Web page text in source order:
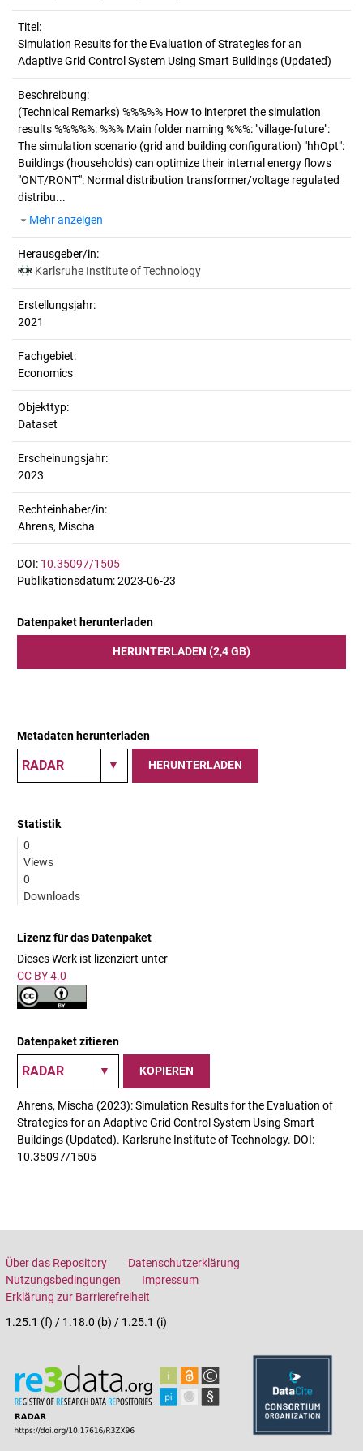
Titel:
Simulation Results for the Evaluation of Strategies for an
Adaptive Grid Control System Using Smart Buildings (Updated)
Beschreibung:
(Technical Remarks) %%%%% How to interpret the simulation
results %%%%%: %%% Main folder naming %%%: "village-future":
The simulation scenario (grid and building configuration) "hhOpt":
Buildings (households) can optimize their internal energy flows
"ONT/RONT": Normal distribution transformer/voltage regulated
distribu...
Mehr anzeigen
Herausgeber/in:
Karlsruhe Institute of Technology
Erstellungsjahr:
2021
Fachgebiet:
Economics
Objekttyp:
Dataset
Erscheinungsjahr:
2023
Rechteinhaber/in:
Ahrens, Mischa
DOI: 10.35097/1505
Publikationsdatum: 2023-06-23
Datenpaket herunterladen
HERUNTERLADEN (2,4 GB)
Metadaten herunterladen
HERUNTERLADEN
Statistik
0
Views
0
Downloads
Lizenz für das Datenpaket
Dieses Werk ist lizenziert unter
CC BY 4.0
Datenpaket zitieren
KOPIEREN
Ahrens, Mischa (2023): Simulation Results for the Evaluation of
Strategies for an Adaptive Grid Control System Using Smart
Buildings (Updated). Karlsruhe Institute of Technology. DOI:
10.35097/1505
Über das Repository
Datenschutzerklärung
Nutzungsbedingungen
Impressum
Erklärung zur Barrierefreiheit
1.25.1 (f) / 1.18.0 (b) / 1.25.1 (i)